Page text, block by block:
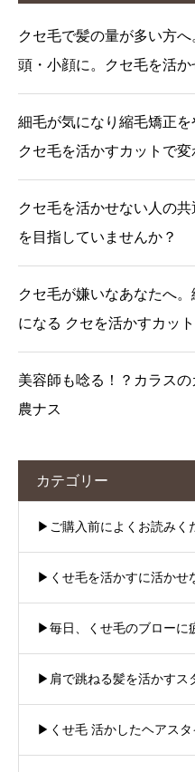
クセ毛で髪の量が多い方
頭・小顔に。クセ毛を活
細毛が気になり縮毛矯正を
クセ毛を活かすカットで
クセ毛を活かせない人の
を目指していませんか？
クセ毛が嫌いなあなたへ
になる クセを活かすカッ
美容師も唸る！？カラス
農ナス
カテゴリー
▶︎ご購入前によくお読みく
▶︎くせ毛を活かすに活かせ
▶︎毎日、くせ毛のブローに
▶︎肩で跳ねる髪を活かすス
▶︎くせ毛 活かしたヘアスタ